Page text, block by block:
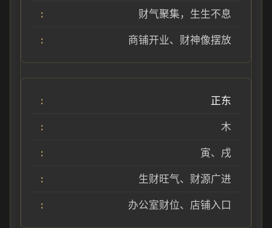
财气聚集，生生不息
商铺开业、财神像摆放
正东
木
寅、戌
生财旺气、财源广进
办公室财位、店铺入口